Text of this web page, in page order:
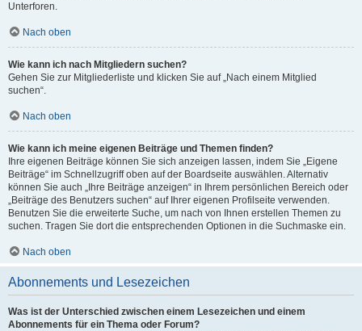
Unterforen.
Nach oben
Wie kann ich nach Mitgliedern suchen?
Gehen Sie zur Mitgliederliste und klicken Sie auf „Nach einem Mitglied
suchen“.
Nach oben
Wie kann ich meine eigenen Beiträge und Themen finden?
Ihre eigenen Beiträge können Sie sich anzeigen lassen, indem Sie „Eigene
Beiträge“ im Schnellzugriff oben auf der Boardseite auswählen. Alternativ
können Sie auch „Ihre Beiträge anzeigen“ in Ihrem persönlichen Bereich oder
„Beiträge des Benutzers suchen“ auf Ihrer eigenen Profilseite verwenden.
Benutzen Sie die erweiterte Suche, um nach von Ihnen erstellen Themen zu
suchen. Tragen Sie dort die entsprechenden Optionen in die Suchmaske ein.
Nach oben
Abonnements und Lesezeichen
Was ist der Unterschied zwischen einem Lesezeichen und einem
Abonnements für ein Thema oder Forum?